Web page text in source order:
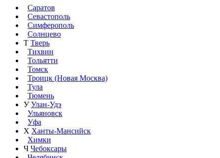
Саратов
Севастополь
Симферополь
Солнцево
Т Тверь
Тихвин
Тольятти
Томск
Троицк (Новая Москва)
Тула
Тюмень
У Улан-Удэ
Ульяновск
Уфа
Х Ханты-Мансийск
Химки
Ч Чебоксары